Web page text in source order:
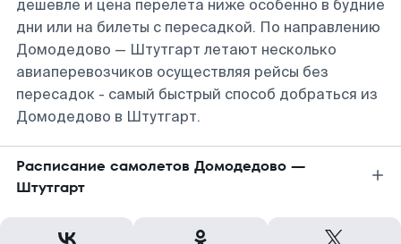
дешевле и цена перелета ниже особенно в будние
дни или на билеты с пересадкой. По направлению
Домодедово — Штутгарт летают несколько
авиаперевозчиков осуществляя рейсы без
пересадок - самый быстрый способ добраться из
Домодедово в Штутгарт.
Расписание самолетов Домодедово —
Штутгарт